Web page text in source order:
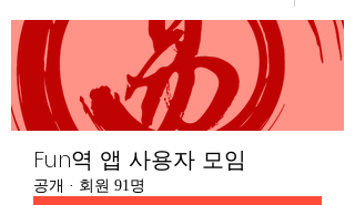
Fun역 앱 사용자 모임
공개 · 회원 91명